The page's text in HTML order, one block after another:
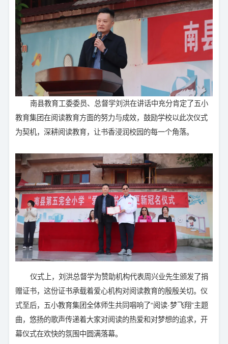
南县教育工委委员、总督学刘洪在讲话中充分肯定了五小
教育集团在阅读教育方面的努力与成效，鼓励学校以此次仪式
为契机，深耕阅读教育，让书香浸润校园的每一个角落。
仪式上，刘洪总督学为赞助机构代表周兴业先生颁发了捐
赠证书，这份证书承载着爱心机构对阅读教育的殷殷关切。仪
式至后，五小教育集团全体师生共同唱响了“阅读·梦飞翔”主题
曲，悠扬的歌声传递着大家对阅读的热爱和对梦想的追求，开
幕仪式在欢快的氛围中圆满落幕。